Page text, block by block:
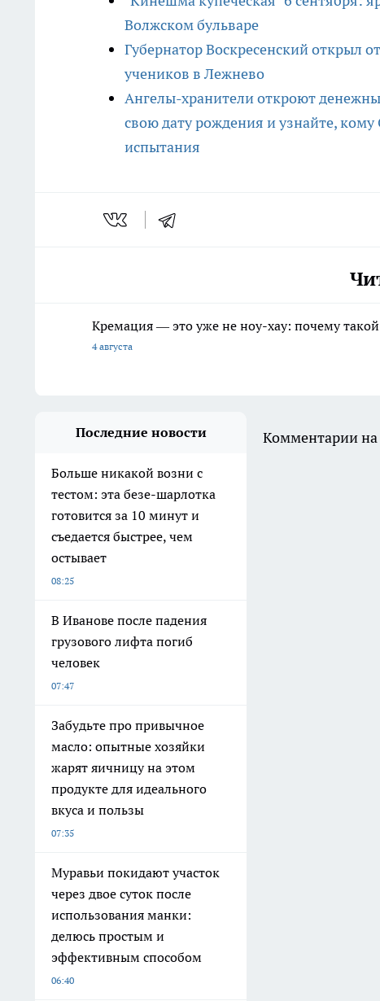
Волжском бульваре
Губернатор Воскресенский открыл
учеников в Лежнево
Ангелы-хранители откроют
свою дату рождения и узнайте, кому
испытания
Кремация — это уже не ноу-хау: почему такой
4 августа
Последние новости
Больше никакой возни с
тестом: эта безе-шарлотка
готовится за 10 минут и
съедается быстрее, чем
остывает
08:25
В Иванове после падения
грузового лифта погиб
человек
07:47
Забудьте про привычное
масло: опытные хозяйки
жарят яичницу на этом
продукте для идеального
вкуса и пользы
07:35
Муравьи покидают участок
через двое суток после
использования манки:
делюсь простым и
эффективным способом
06:40
Комментарии на